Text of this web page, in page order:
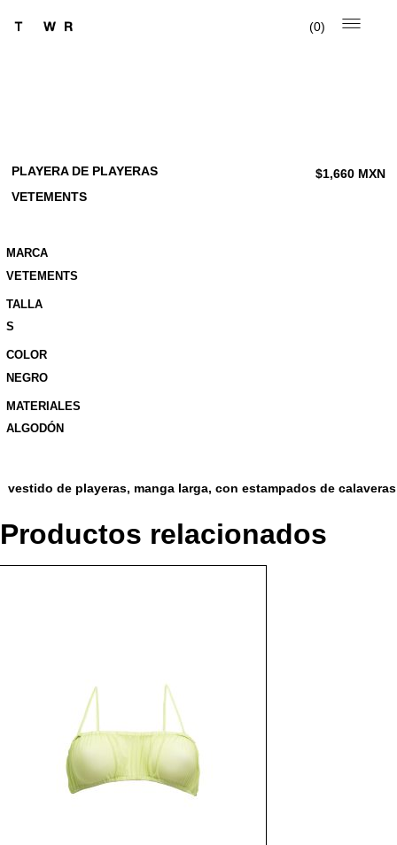
0
PLAYERA DE PLAYERAS
VETEMENTS
$1,660MXN
MARCA
VETEMENTS
TALLA
S
COLOR
NEGRO
MATERIALES
ALGODÓN
vestido de playeras, manga larga, con estampados de calaveras
Productos relacionados